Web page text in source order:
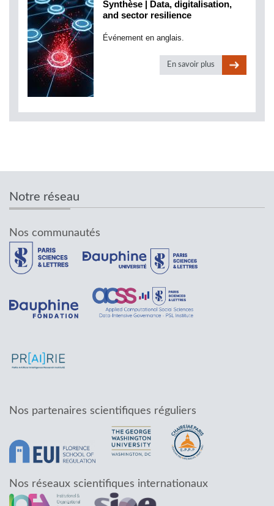
Synthèse | Data, digitalisation,
and sector resilience
Événement en anglais.
En savoir plus
Notre réseau
Nos communautés
Nos partenaires scientifiques réguliers
Nos réseaux scientifiques internationaux